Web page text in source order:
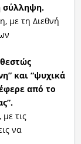
σύλληψη.
με τη Διεθνή
και “ψυχικά
από το
τις
να